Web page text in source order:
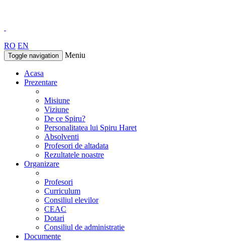
RO EN
Toggle navigation Meniu
Acasa
Prezentare
Misiune
Viziune
De ce Spiru?
Personalitatea lui Spiru Haret
Absolventi
Profesori de altadata
Rezultatele noastre
Organizare
Profesori
Curriculum
Consiliul elevilor
CEAC
Dotari
Consiliul de administratie
Documente